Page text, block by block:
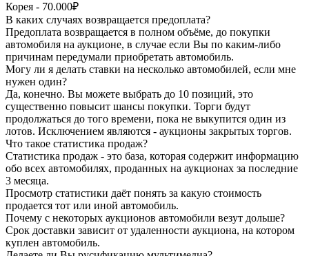
Корея - 70.000₽
В каких случаях возвращается предоплата?
Предоплата возвращается в полном объёме, до покупки
автомобиля на аукционе, в случае если Вы по каким-либо
причинам передумали приобретать автомобиль.
Могу ли я делать ставки на несколько автомобилей, если мне
нужен один?
Да, конечно. Вы можете выбрать до 10 позиций, это
существенно повысит шансы покупки. Торги будут
продолжаться до того времени, пока не выкупится один из
лотов. Исключением являются - аукционы закрытых торгов.
Что такое статистика продаж?
Статистика продаж - это база, которая содержит информацию
обо всех автомобилях, проданных на аукционах за последние
3 месяца.
Просмотр статистики даёт понять за какую стоимость
продается тот или иной автомобиль.
Почему с некоторых аукционов автомобили везут дольше?
Срок доставки зависит от удаленности аукциона, на котором
куплен автомобиль.